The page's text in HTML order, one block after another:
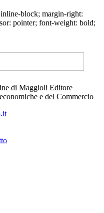
block; margin-right:
pointer; font-weight: bold;
di Maggioli Editore
e del Commercio